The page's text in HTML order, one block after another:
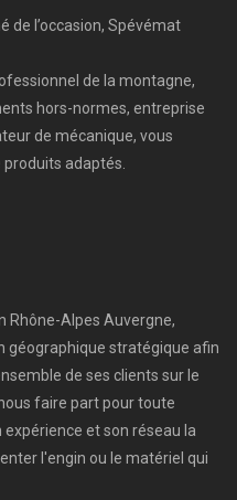
de l’occasion, Spévémat
de la montagne,
hors-normes, entreprise
de mécanique, vous
adaptés.
Rhône-Alpes Auvergne,
géographique stratégique afin
de ses clients sur le
faire part pour toute
et son réseau la
l'engin ou le matériel qui